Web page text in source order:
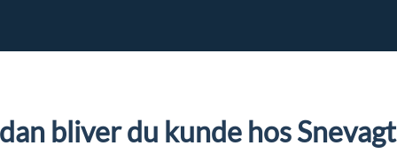
bliver du kunde hos